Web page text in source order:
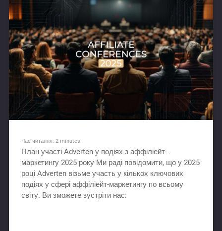
Час читання: 2 minutes
План участі Adverten у подіях з аффіліейт-
маркетингу 2025 року Ми раді повідомити, що у 2025
році Adverten візьме участь у кількох ключових
подіях у сфері аффіліейт-маркетингу по всьому
світу. Ви зможете зустріти нас: